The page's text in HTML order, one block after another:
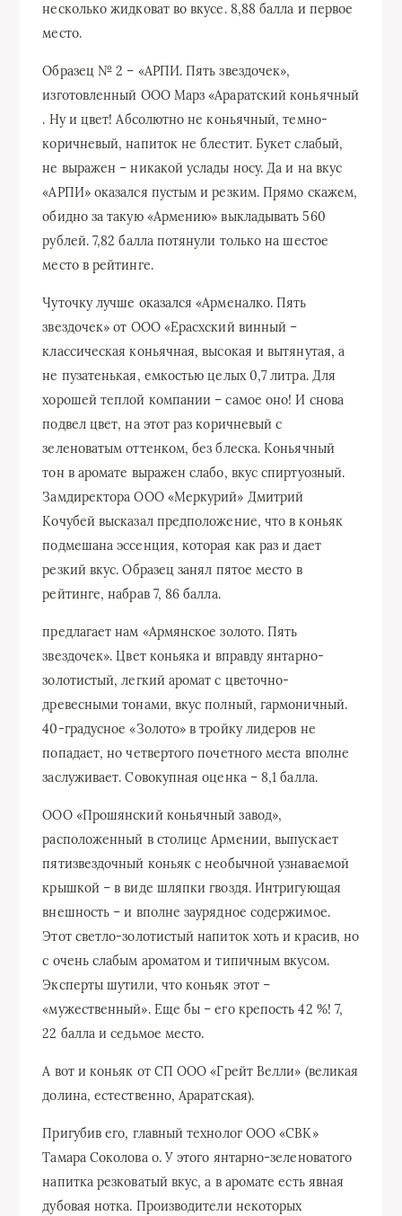
несколько жидковат во вкусе. 8,88 балла и первое
место.
Образец № 2 – «АРПИ. Пять звездочек»,
изготовленный ООО Марз «Араратский коньячный
. Ну и цвет! Абсолютно не коньячный, темно-
коричневый, напиток не блестит. Букет слабый,
не выражен – никакой услады носу. Да и на вкус
«АРПИ» оказался пустым и резким. Прямо скажем,
обидно за такую «Армению» выкладывать 560
рублей. 7,82 балла потянули только на шестое
место в рейтинге.
Чуточку лучше оказался «Арменалко. Пять
звездочек» от ООО «Ерасхский винный –
классическая коньячная, высокая и вытянутая, а
не пузатенькая, емкостью целых 0,7 литра. Для
хорошей теплой компании – самое оно! И снова
подвел цвет, на этот раз коричневый с
зеленоватым оттенком, без блеска. Коньячный
тон в аромате выражен слабо, вкус спиртуозный.
Замдиректора ООО «Меркурий» Дмитрий
Кочубей высказал предположение, что в коньяк
подмешана эссенция, которая как раз и дает
резкий вкус. Образец занял пятое место в
рейтинге, набрав 7, 86 балла.
предлагает нам «Армянское золото. Пять
звездочек». Цвет коньяка и вправду янтарно-
золотистый, легкий аромат с цветочно-
древесными тонами, вкус полный, гармоничный.
40-градусное «Золото» в тройку лидеров не
попадает, но четвертого почетного места вполне
заслуживает. Совокупная оценка – 8,1 балла.
ООО «Прошянский коньячный завод»,
расположенный в столице Армении, выпускает
пятизвездочный коньяк с необычной узнаваемой
крышкой – в виде шляпки гвоздя. Интригующая
внешность – и вполне заурядное содержимое.
Этот светло-золотистый напиток хоть и красив, но
с очень слабым ароматом и типичным вкусом.
Эксперты шутили, что коньяк этот –
«мужественный». Еще бы – его крепость 42 %! 7,
22 балла и седьмое место.
А вот и коньяк от СП ООО «Грейт Велли» (великая
долина, естественно, Араратская).
Пригубив его, главный технолог ООО «СВК»
Тамара Соколова о. У этого янтарно-зеленоватого
напитка резковатый вкус, а в аромате есть явная
дубовая нотка. Производители некоторых